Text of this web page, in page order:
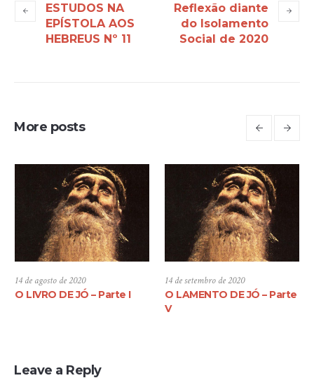
ESTUDOS NA
EPÍSTOLA AOS
HEBREUS Nº 11
Reflexão diante
do Isolamento
Social de 2020
More posts
14 de agosto de 2020
O LIVRO DE JÓ – Parte I
14 de setembro de 2020
O LAMENTO DE JÓ – Parte
V
Leave a Reply